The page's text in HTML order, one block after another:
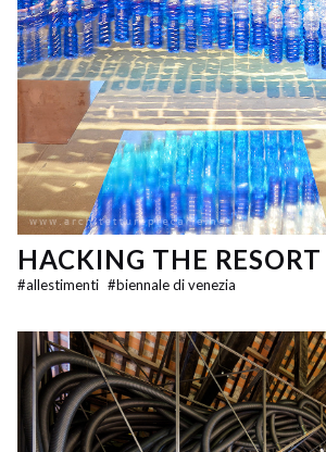
HACKING THE RESORT
#allestimenti #biennale di venezia